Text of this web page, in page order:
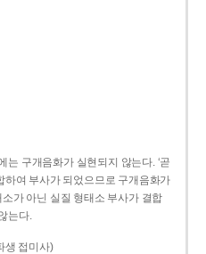
는 구개음화가 실현되지 않는다. ‘곧
하여 부사가 되었으므로 구개음화가
소가 아닌 실질 형태소 부사가 결합
는다.
생 접미사)